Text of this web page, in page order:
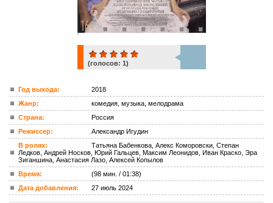
ком.
(голосов: 1)
Год выхода:
2018
Жанр:
комедия, музыка, мелодрама
Страна:
Россия
Режиссер:
Александр Игудин
В ролях:
Татьяна Бабенкова, Алекс Коморовски, Степан
Ледков, Андрей Носков, Юрий Гальцев, Максим Леонидов, Иван Краско, Эра
Зиганшина, Анастасия Лазо, Алексей Копылов
Время:
(98 мин. / 01:38)
Дата добавления:
27 июль 2024